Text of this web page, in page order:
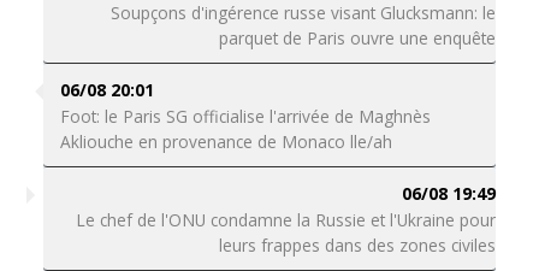
Soupçons d'ingérence russe visant Glucksmann: le
parquet de Paris ouvre une enquête
06/08 20:01
Foot: le Paris SG officialise l'arrivée de Maghnès
Akliouche en provenance de Monaco lle/ah
06/08 19:49
Le chef de l'ONU condamne la Russie et l'Ukraine pour
leurs frappes dans des zones civiles